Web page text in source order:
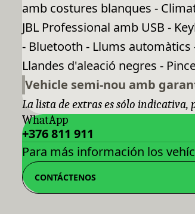
amb costures blanques -
JBL Professional amb USB -
- Bluetooth - Llums automàtics
Llandes d'aleació negres -
Vehicle semi-nou amb
La lista de extras es sólo
WhatApp
+376 811 911
Para más información los
CONTÁCTENOS